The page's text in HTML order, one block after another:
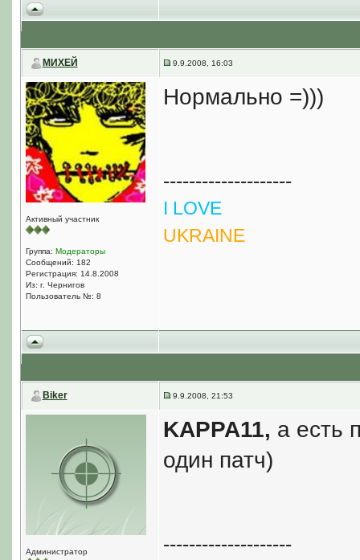
МИХЕЙ 9.9.2008, 16:03
Активный участник
Группа: Модераторы
Сообщений: 182
Регистрация: 14.8.2008
Из: г. Чернигов
Пользователь №: 8
Нормально =)))
--------------------
I LOVE
UKRAINE
Biker 9.9.2008, 21:53
Администратор
KAPPA11, а есть
один патч)
--------------------